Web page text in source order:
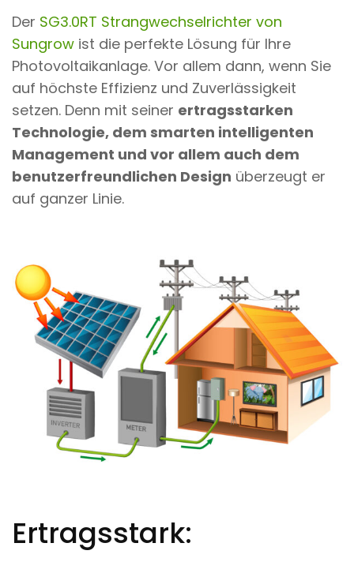
Der SG3.0RT Strangwechselrichter von
Sungrow ist die perfekte Lösung für Ihre
Photovoltaikanlage. Vor allem dann, wenn Sie
auf höchste Effizienz und Zuverlässigkeit
setzen. Denn mit seiner ertragsstarken
Technologie, dem smarten intelligenten
Management und vor allem auch dem
benutzerfreundlichen Design überzeugt er
auf ganzer Linie.
Ertragsstark: